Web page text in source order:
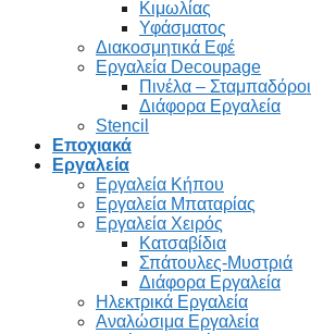
Κιμωλίας
Υφάσματος
Διακοσμητικά Εφέ
Εργαλεία Decoupage
Πινέλα – Σταμπαδόροι
Διάφορα Εργαλεία
Stencil
Εποχιακά
Εργαλεία
Εργαλεία Κήπου
Εργαλεία Μπαταρίας
Εργαλεία Χειρός
Κατσαβίδια
Σπάτουλες-Μυστριά
Διάφορα Εργαλεία
Ηλεκτρικά Εργαλεία
Αναλώσιμα Εργαλεία